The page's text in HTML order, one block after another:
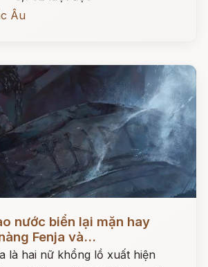
Âu
nước biển lại mặn hay
Fenja và...
là hai nữ khổng lồ xuất hiện